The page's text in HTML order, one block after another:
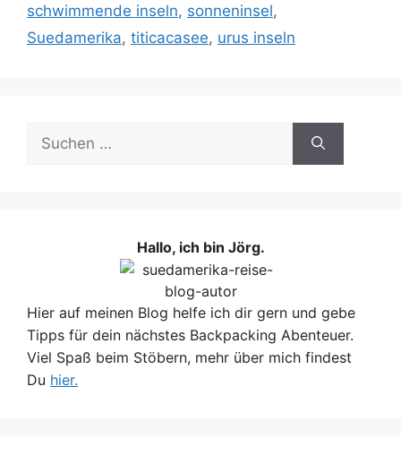
schwimmende inseln, sonneninsel,
Suedamerika, titicacasee, urus inseln
nach:
Hallo, ich bin Jörg.
Hier auf meinen Blog helfe ich dir gern und gebe
Tipps für dein nächstes Backpacking Abenteuer.
Viel Spaß beim Stöbern, mehr über mich findest
Du hier.